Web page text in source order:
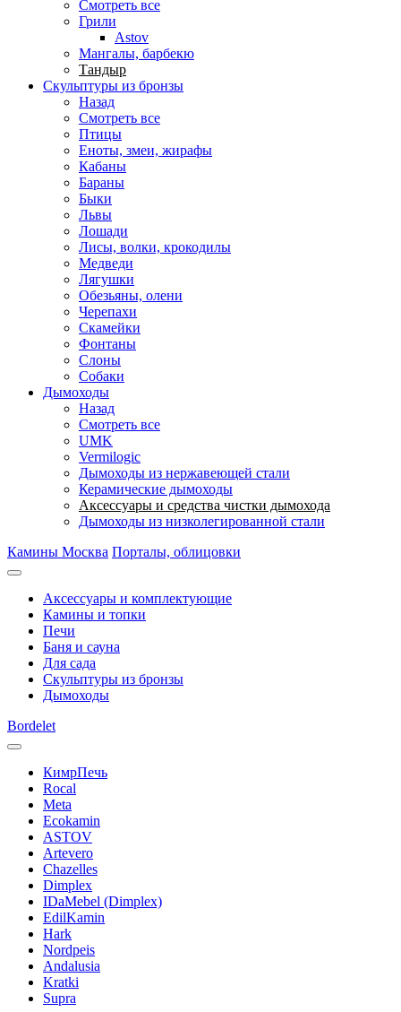
Смотреть все
Грили
Astov
Мангалы, барбекю
Тандыр
Скульптуры из бронзы
Назад
Смотреть все
Птицы
Еноты, змеи, жирафы
Кабаны
Бараны
Быки
Львы
Лошади
Лисы, волки, крокодилы
Медведи
Лягушки
Обезьяны, олени
Черепахи
Скамейки
Фонтаны
Слоны
Собаки
Дымоходы
Назад
Смотреть все
UMK
Vermilogic
Дымоходы из нержавеющей стали
Керамические дымоходы
Аксессуары и средства чистки дымохода
Дымоходы из низколегированной стали
Камины Москва Порталы, облицовки
Аксессуары и комплектующие
Камины и топки
Печи
Баня и сауна
Для сада
Скульптуры из бронзы
Дымоходы
Bordelet
КимрПечь
Rocal
Meta
Ecokamin
ASTOV
Artevero
Chazelles
Dimplex
IDaMebel (Dimplex)
EdilKamin
Hark
Nordpeis
Andalusia
Kratki
Supra